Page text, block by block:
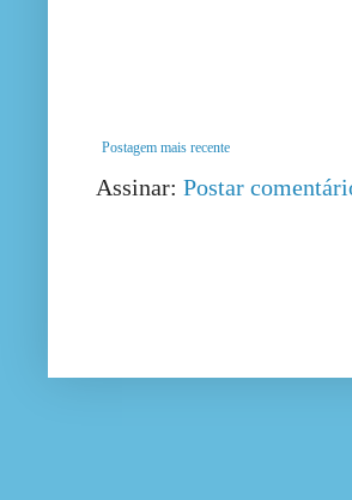
Postagem mais recente
Assinar: Postar